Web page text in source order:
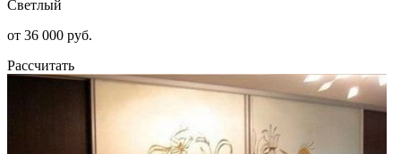
Светлый
от 36 000 руб.
Рассчитать